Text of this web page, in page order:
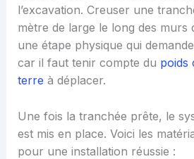
l’excavation. Creuser une
mètre de large le long des murs
une étape physique qui
car il faut tenir compte du poids
terre à déplacer.
Une fois la tranchée prête, le
est mis en place. Voici les
pour une installation réussie :